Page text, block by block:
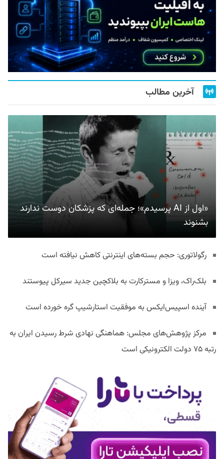
آخرین مطالب
«اول از AI پرسیدم»؛ جمله‌ای که پزشکان دوست ندارند
بشنوند
رگولاتوری: حجم بسته‌های اینترنتی کاهش نیافته است
بلک‌راک، ویزا و مسترکارت به بلاکچین جدید سیرکل پیوستند
آینده اسپیس‌ایکس به موفقیت استارشیپ گره خورده است
مرکز پژوهش‌های مجلس: هماهنگی نهادی شرط رسیدن ایران به
رتبه ۷۵ دولت الکترونیکی است